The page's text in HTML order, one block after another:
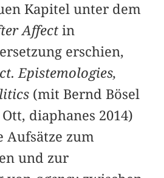
Kapitel unter dem
Affectin
erschien,
Epistemologies,
(mit Bernd Bösel
diaphanes 2014)
Aufsätze zum
und zur